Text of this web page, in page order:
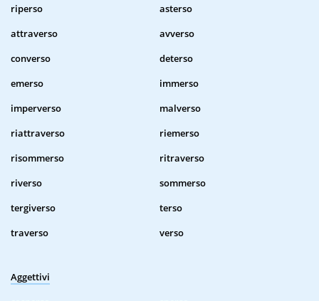
riperso
asterso
attraverso
avverso
converso
deterso
emerso
immerso
imperverso
malverso
riattraverso
riemerso
risommerso
ritraverso
riverso
sommerso
tergiverso
terso
traverso
verso
Aggettivi